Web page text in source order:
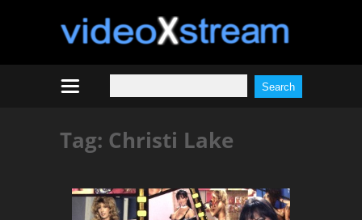
Tag: Christi Lake